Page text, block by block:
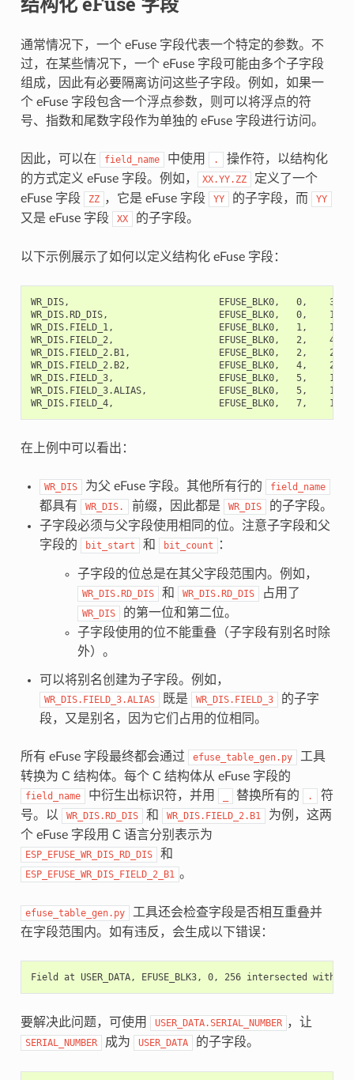
通常情况下，一个 eFuse 字段代表一个特定的参数。不
过，在某些情况下，一个 eFuse 字段可能由多个子字段
组成，因此有必要隔离访问这些子字段。例如，如果一
个 eFuse 字段包含一个浮点参数，则可以将浮点的符
号、指数和尾数字段作为单独的 eFuse 字段进行访问。
因此，可以在 field_name 中使用 .
操作符，以结构化
的方式定义 eFuse 字段。例如，
XX.YY.ZZ
定义了一个
eFuse 字段
ZZ ，它是 eFuse 字段 YY 的子字段，而 YY
又是 eFuse 字段 XX 的子字段。
以下示例展示了如何以定义结构化 eFuse 字段：
WR_DIS,                           EFUSE_BLK0,   0,    32,
WR_DIS.RD_DIS,                    EFUSE_BLK0,   0,    1,
WR_DIS.FIELD_1,                   EFUSE_BLK0,   1,    1,
WR_DIS.FIELD_2,                   EFUSE_BLK0,   2,    4,
WR_DIS.FIELD_2.B1,                EFUSE_BLK0,   2,    2,
WR_DIS.FIELD_2.B2,                EFUSE_BLK0,   4,    2,
WR_DIS.FIELD_3,                   EFUSE_BLK0,   5,    1,
WR_DIS.FIELD_3.ALIAS,             EFUSE_BLK0,   5,
在上例中可以看出：
WR_DIS 为父 eFuse 字段。其他所有行的 field_name
都具有 WR_DIS. 前缀，因此都是 WR_DIS
的子字段。
子字段必须与父字段使用相同的位。注意子字段和父
字段的
bit_start 和 bit_count ：
子字段的位总是在其父字段范围内。例如，
WR_DIS.RD_DIS 和 WR_DIS.RD_DIS 占用了
WR_DIS
的第一位和第二位。
子字段使用的位不能重叠（子字段有别名时除
外）。
可以将别名创建为子字段。例如，
WR_DIS.FIELD_3.ALIAS 既是 WR_DIS.FIELD_3
的子字
段，又是别名，因为它们占用的位相同。
所有 eFuse 字段最终都会通过 efuse_table_gen.py
工具
转换为 C 结构体。每个 C 结构体从 eFuse 字段的
field_name 中衍生出标识符，并用 替换所有的 .
符
号。以
WR_DIS.RD_DIS 和 WR_DIS.FIELD_2.B1
为例，这两
个 eFuse 字段用 C 语言分别表示为
ESP_EFUSE_WR_DIS_RD_DIS 和
ESP_EFUSE_WR_DIS_FIELD_2_B1 。
efuse_table_gen.py
工具还会检查字段是否相互重叠并
在字段范围内。如有违反，会生成以下错误：
要解决此问题，可使用 USER_DATA.SERIAL_NUMBER ，让
SERIAL_NUMBER 成为 USER_DATA 的子字段。